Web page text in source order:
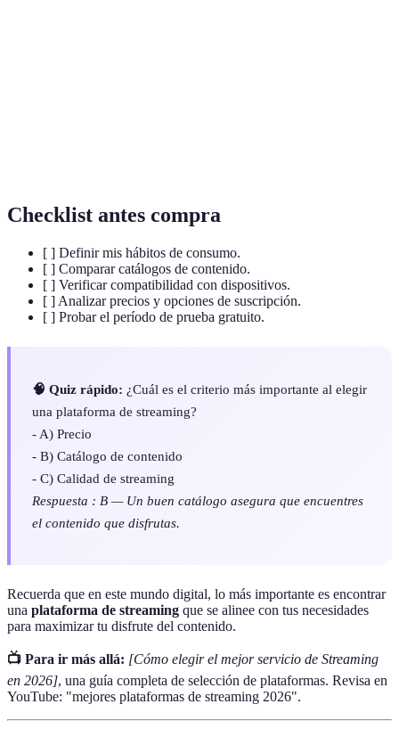
Checklist antes compra
[ ] Definir mis hábitos de consumo.
[ ] Comparar catálogos de contenido.
[ ] Verificar compatibilidad con dispositivos.
[ ] Analizar precios y opciones de suscripción.
[ ] Probar el período de prueba gratuito.
🧠 Quiz rápido: ¿Cuál es el criterio más importante al elegir
una plataforma de streaming?
- A) Precio
- B) Catálogo de contenido
- C) Calidad de streaming
Respuesta : B — Un buen catálogo asegura que encuentres
el contenido que disfrutas.
Recuerda que en este mundo digital, lo más importante es encontrar
una plataforma de streaming que se alinee con tus necesidades
para maximizar tu disfrute del contenido.
📺 Para ir más allá: [Cómo elegir el mejor servicio de Streaming
en 2026], una guía completa de selección de plataformas. Revisa en
YouTube: "mejores plataformas de streaming 2026".